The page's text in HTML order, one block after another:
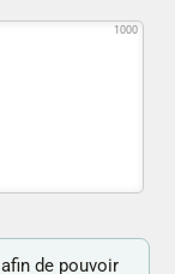
1000
de pouvoir